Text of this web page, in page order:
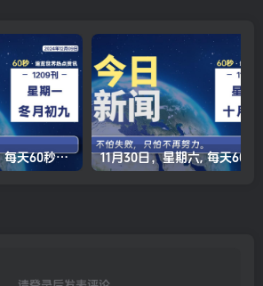
12月09日，星期一, 每天60秒读懂全世界！